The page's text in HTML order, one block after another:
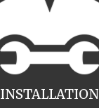
INSTALLATION